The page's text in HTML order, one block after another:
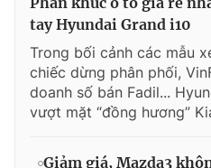
tay Hyundai Grand i10
Trong bối cảnh các mẫu
chiếc dừng phân phối,
doanh số bán Fadil...
vượt mặt “đồng hương”
Giảm giá, Mazda3